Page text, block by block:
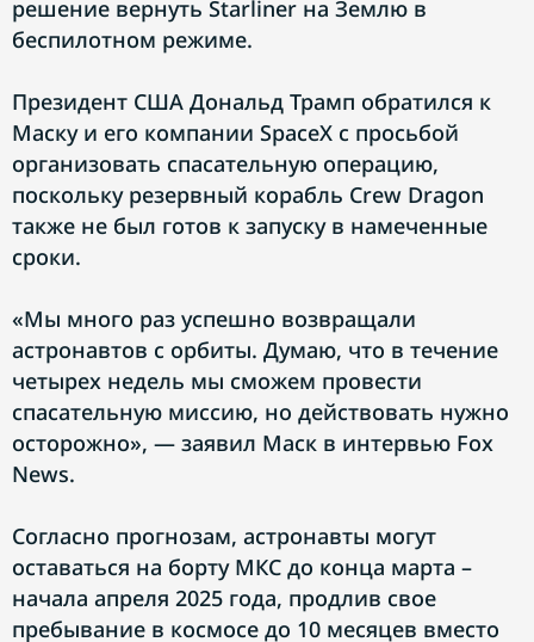
решение вернуть Starliner на Землю в
беспилотном режиме.
Президент США Дональд Трамп обратился к
Маску и его компании SpaceX с просьбой
организовать спасательную операцию,
поскольку резервный корабль Crew Dragon
также не был готов к запуску в намеченные
сроки.
«Мы много раз успешно возвращали
астронавтов с орбиты. Думаю, что в течение
четырех недель мы сможем провести
спасательную миссию, но действовать нужно
осторожно», — заявил Маск в интервью Fox
News.
Согласно прогнозам, астронавты могут
оставаться на борту МКС до конца марта –
начала апреля 2025 года, продлив свое
пребывание в космосе до 10 месяцев вместо